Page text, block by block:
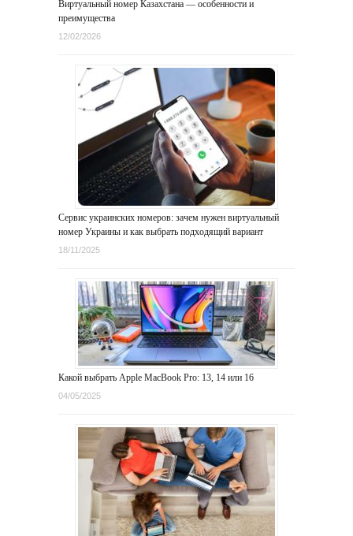
Виртуальный номер Казахстана — особенности и
преимущества
12/02/2026
Сервис украинских номеров: зачем нужен виртуальный
номер Украины и как выбрать подходящий вариант
18/11/2025
Какой выбрать Apple MacBook Pro: 13, 14 или 16
04/05/2025